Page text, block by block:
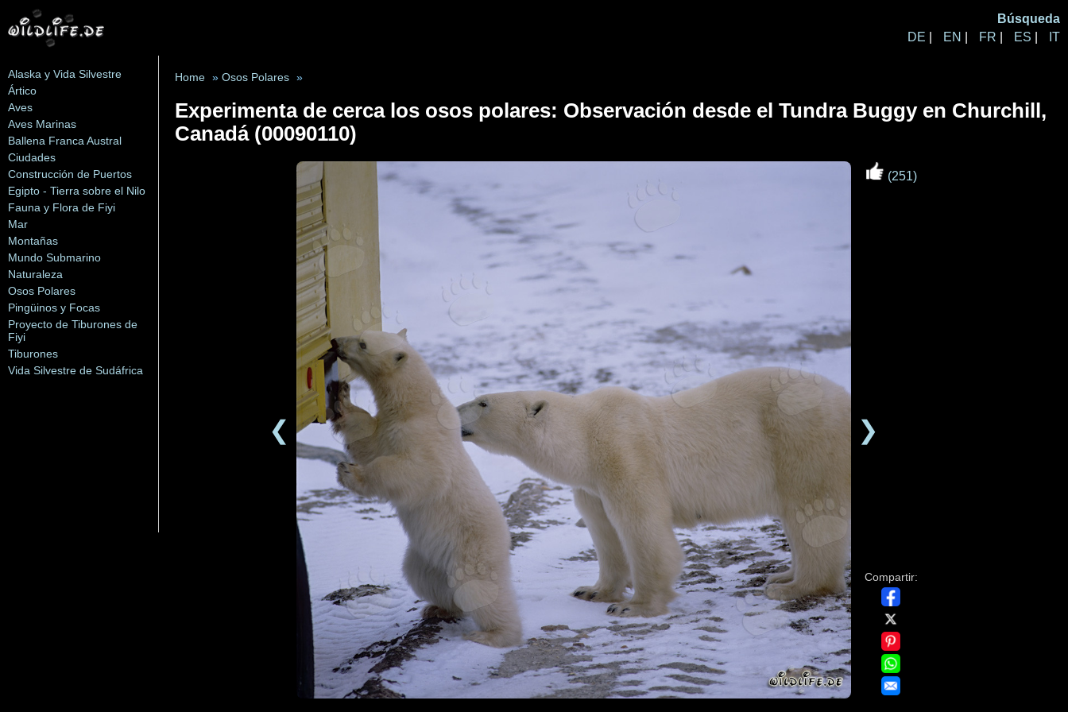
Búsqueda
DE
EN FR ES IT
Alaska y Vida Silvestre
Ártico
Aves
Aves Marinas
Ballena Franca Austral
Ciudades
Construcción de Puertos
Egipto - Tierra sobre el Nilo
Fauna y Flora de Fiyi
Mar
Montañas
Mundo Submarino
Naturaleza
Osos Polares
Pingüinos y Focas
Proyecto de Tiburones de
Fiyi
Tiburones
Vida Silvestre de Sudáfrica
Home » Osos Polares »
Experimenta de cerca los osos polares: Observación desde el Tundra Buggy en Churchill,
Canadá (00090110)
❮ ❯
(251)
Compartir: